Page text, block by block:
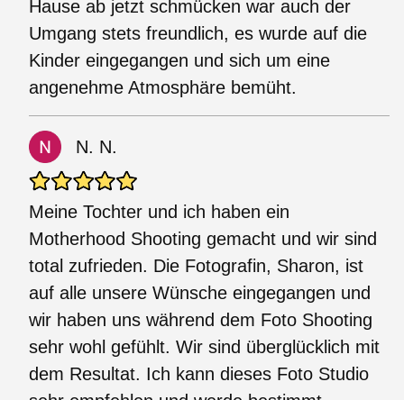
Hause ab jetzt schmücken war auch der
Umgang stets freundlich, es wurde auf die
Kinder eingegangen und sich um eine
angenehme Atmosphäre bemüht.
N. N.
Meine Tochter und ich haben ein
Motherhood Shooting gemacht und wir sind
total zufrieden. Die Fotografin, Sharon, ist
auf alle unsere Wünsche eingegangen und
wir haben uns während dem Foto Shooting
sehr wohl gefühlt. Wir sind überglücklich mit
dem Resultat. Ich kann dieses Foto Studio